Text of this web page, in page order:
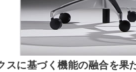
スに基づく機能の融合を果